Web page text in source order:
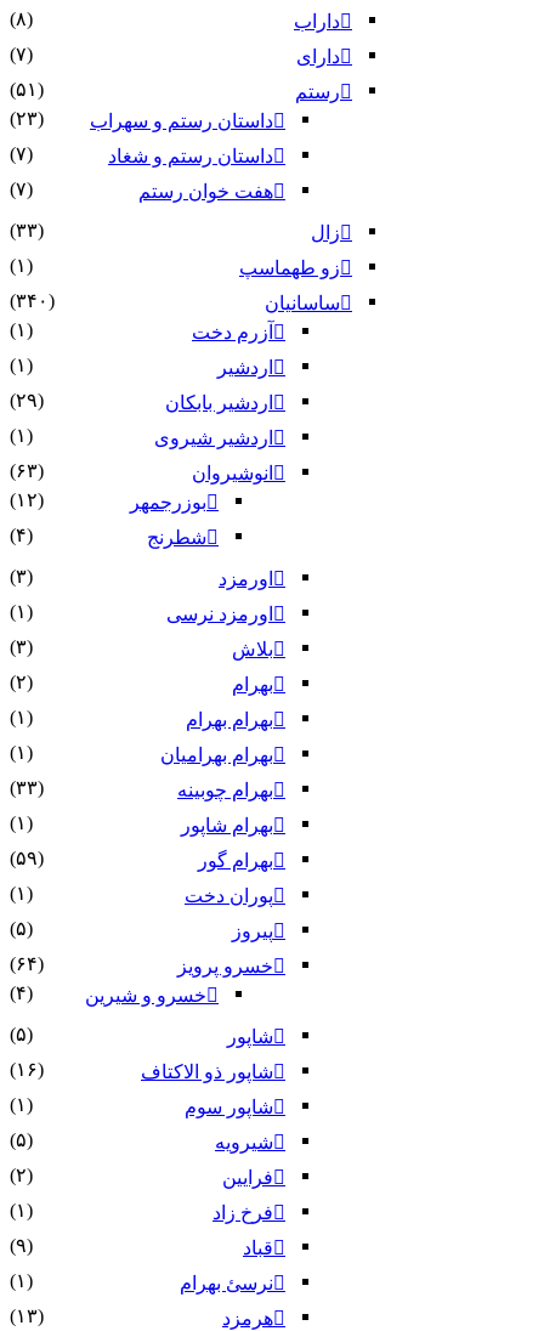
داراب
(۸)
دارای
(۷)
رستم
(۵۱)
داستان رستم و سهراب
(۲۳)
داستان رستم و شغاد
(۷)
هفت خوان رستم‏
(۷)
زال
(۳۳)
زو طهماسپ‏
(۱)
ساسانیان
(۳۴۰)
آزرم دخت
(۱)
اردشیر
(۱)
اردشیر بابکان
(۲۹)
اردشیر شیروی
(۱)
انوشیروان
(۶۳)
بوزرجمهر
(۱۲)
شطرنج
(۴)
اورمزد
(۳)
اورمزد نرسى‏
(۱)
بلاش
(۳)
بهرام
(۲)
بهرام بهرام
(۱)
بهرام بهرامیان‏
(۱)
بهرام چوبینه
(۳۳)
بهرام شاپور
(۱)
بهرام گور
(۵۹)
پوران دخت
(۱)
پیروز
(۵)
خسرو پرویز
(۶۴)
خسرو و شیرین
(۴)
شاپور
(۵)
شاپور ذو الاکتاف
(۱۶)
شاپور سوم‏
(۱)
شیرویه
(۵)
فرایین
(۲)
فرخ زاد
(۱)
قباد
(۹)
نرسئ بهرام‏
(۱)
هرمزد
(۱۳)